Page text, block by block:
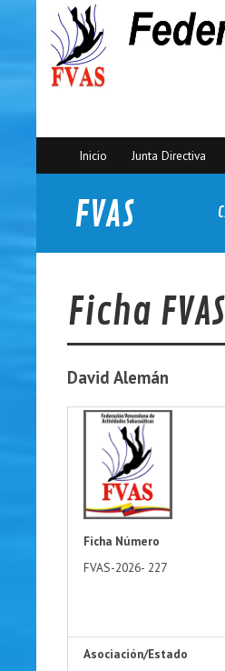
Inicio Junta Directiva
FVAS
Federación
Ficha
David Alemán
Ficha Número
FVAS-2026- 227
Asociación/Estado